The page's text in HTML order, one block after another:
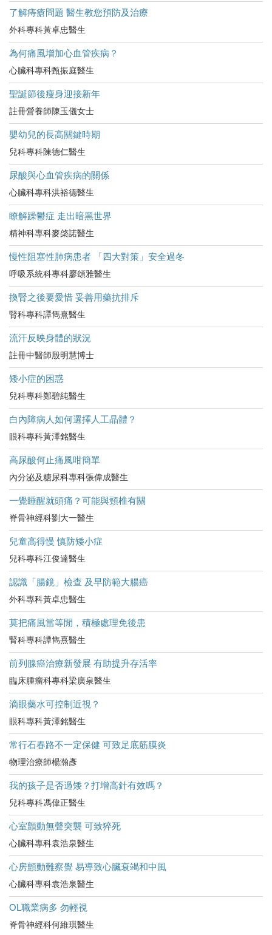
了解痔瘡問題 醫生教您預防及治療
外科專科黃卓忠醫生
為何痛風增加心血管疾病？
心臟科專科甄振庭醫生
聖誕節後瘦身迎接新年
註冊營養師陳玉儀女士
嬰幼兒的長高關鍵時期
兒科專科陳德仁醫生
尿酸與心血管疾病的關係
心臟科專科洪裕德醫生
瞭解躁鬱症 走出暗黑世界
精神科專科麥棨諾醫生
慢性阻塞性肺病患者 「四大對策」安全過冬
呼吸系統科專科廖頌雅醫生
換腎之後要愛惜 妥善用藥抗排斥
腎科專科譚雋熹醫生
流汗反映身體的狀況
註冊中醫師殷明慧博士
矮小症的困惑
兒科專科鄭碧純醫生
白內障病人如何選擇人工晶體？
眼科專科黃澤銘醫生
高尿酸何止痛風咁簡單
內分泌及糖尿科專科張偉成醫生
一覺睡醒就頭痛？可能與頸椎有關
脊骨神經科劉大一醫生
兒童高得慢 慎防矮小症
兒科專科江俊達醫生
認識「腸鏡」檢查 及早防範大腸癌
外科專科黃卓忠醫生
莫把痛風當等閒，積極處理免後患
腎科專科譚雋熹醫生
前列腺癌治療新發展 有助提升存活率
臨床腫瘤科專科梁廣泉醫生
滴眼藥水可控制近視？
眼科專科黃澤銘醫生
常行石春路不一定保健 可致足底筋膜炎
物理治療師楊瀚彥
我的孩子是否過矮？打增高針有效嗎？
兒科專科馮偉正醫生
心室顫動無聲突襲 可致猝死
心臟科專科袁浩泉醫生
心房顫動難察覺 易導致心臟衰竭和中風
心臟科專科袁浩泉醫生
OL職業病多 勿輕視
脊骨神經科何維琪醫生